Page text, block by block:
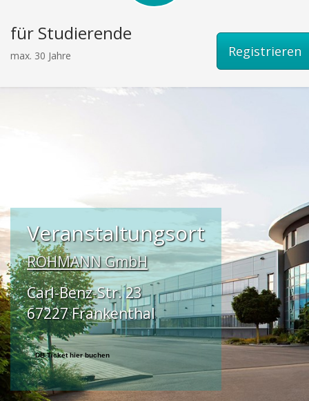
für Studierende
max. 30 Jahre Registrieren
Veranstaltungsort
ROHMANN GmbH
Carl-Benz-Str. 23
67227 Frankenthal
DB Ticket hier buchen